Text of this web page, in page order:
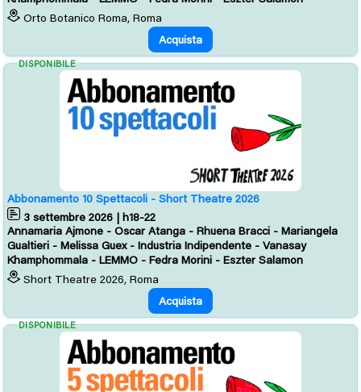
Orto Botanico Roma, Roma
Acquista
Abbonamento 10 Spettacoli - Short Theatre 2026
3 settembre 2026 | h18-22
Annamaria Ajmone - Oscar Atanga - Rhuena Bracci - Mariangela
Gualtieri - Melissa Guex - Industria Indipendente - Vanasay
Khamphommala - LEMMO - Fedra Morini - Eszter Salamon
Short Theatre 2026, Roma
DISPONIBILE
Acquista
DISPONIBILE